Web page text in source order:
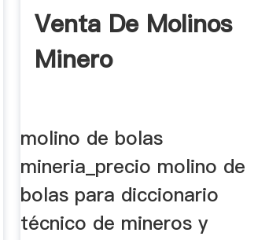
Venta De Molinos
Minero
molino de bolas
mineria_precio molino de
bolas para diccionario
técnico de mineros y